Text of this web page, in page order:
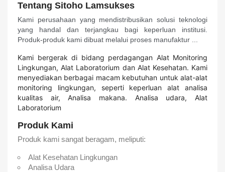
Tentang Sitoho Lamsukses
Kami perusahaan yang mendistribusikan solusi teknologi
yang handal dan terjangkau bagi keperluan institusi.
Produk-produk kami dibuat melalui proses manufaktur ...
Kami bergerak di bidang perdagangan Alat Monitoring
Lingkungan, Alat Laboratorium dan Alat Kesehatan. Kami
menyediakan berbagai macam kebutuhan untuk alat-alat
monitoring lingkungan, seperti keperluan alat analisa
kualitas air, Analisa makana. Analisa udara, Alat
Laboratorium
Produk Kami
Produk kami sangat beragam, meliputi:
Alat Kesehatan Lingkungan
Analisa Udara